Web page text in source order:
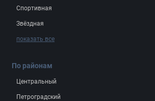
Спортивная
Звёздная
показать все
По районам
Центральный
Петроградский